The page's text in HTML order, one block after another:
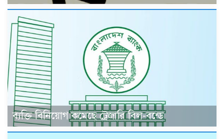
ব্যক্তি বিনিয়োগ কমেছে ট্রেজারি বিল-বন্ডে